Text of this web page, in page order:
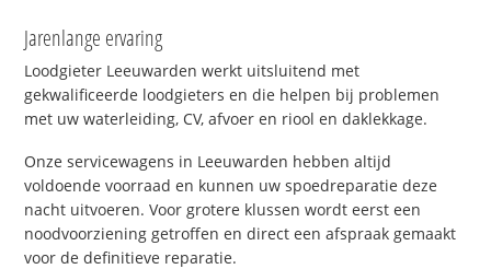
Jarenlange ervaring
Loodgieter Leeuwarden werkt uitsluitend met
gekwalificeerde loodgieters en die helpen bij problemen
met uw waterleiding, CV, afvoer en riool en daklekkage.
Onze servicewagens in Leeuwarden hebben altijd
voldoende voorraad en kunnen uw spoedreparatie deze
nacht uitvoeren. Voor grotere klussen wordt eerst een
noodvoorziening getroffen en direct een afspraak gemaakt
voor de definitieve reparatie.